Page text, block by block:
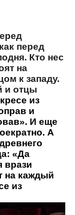
перед
Кто нес
на
к западу.
и отцы
из
и
И еще
А
«Да
врази
на каждый
из